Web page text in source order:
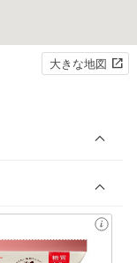
大きな地図